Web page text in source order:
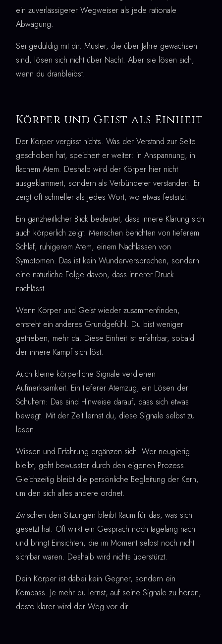
ein zuverlässigerer Wegweiser als jede rationale
Abwägung.
Sei geduldig mit dir. Muster, die über Jahre gewachsen
sind, lösen sich nicht über Nacht. Aber sie lösen sich,
wenn du dranbleibst.
Körper und Geist als Einheit
Der Körper vergisst nichts. Was der Verstand zur Seite
geschoben hat, speichert er weiter: in Anspannung, in
flachem Atem. Deshalb wird der Körper hier nicht
ausgeklammert, sondern als Verbündeter verstanden. Er
zeigt oft schneller als jedes Wort, wo etwas festsitzt.
Ein ganzheitlicher Blick bedeutet, dass innere Klärung sich
auch körperlich zeigt. Menschen berichten von tieferem
Schlaf, ruhigerem Atem, einem Nachlassen von
Symptomen. Das ist kein Wunderversprechen, sondern
eine natürliche Folge davon, dass innerer Druck
nachlässt.
Wenn Körper und Geist wieder zusammenfinden,
entsteht ein anderes Grundgefühl. Du bist weniger
getrieben, mehr da. Diese Einheit ist erfahrbar, sobald
der innere Kampf sich löst.
Auch kleine körperliche Signale verdienen
Aufmerksamkeit. Ein tieferer Atemzug, ein Lösen der
Schultern: Das sind Hinweise darauf, dass sich etwas
bewegt. Mit der Zeit lernst du, diese Signale selbst zu
lesen.
Wissen und Erfahrung ergänzen sich. Wer neugierig
bleibt, geht bewusster durch den eigenen Prozess.
Gleichzeitig bleibt die persönliche Begleitung der Kern,
um den sich alles andere ordnet.
Zwischen den Sitzungen bleibt Raum für das, was sich
gesetzt hat. Oft wirkt ein Gespräch noch tagelang nach
und bringt Einsichten, die im Moment selbst noch nicht
sichtbar waren. Deshalb wird nichts überstürzt.
Dein Körper ist dabei kein Gegner, sondern ein
Kompass. Je mehr du lernst, auf seine Signale zu hören,
desto klarer wird der Weg vor dir.